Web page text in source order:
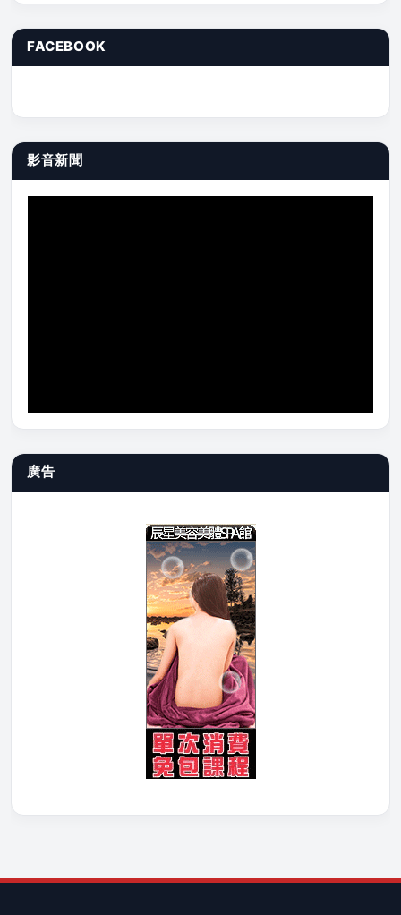
FACEBOOK
影音新聞
廣告